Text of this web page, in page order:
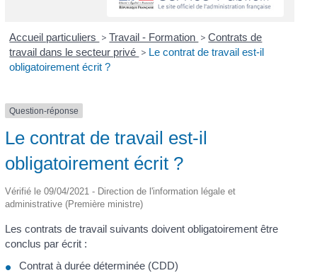
Accueil particuliers > Travail - Formation > Contrats de
travail dans le secteur privé > Le contrat de travail est-il
obligatoirement écrit ?
Question-réponse
Le contrat de travail est-il
obligatoirement écrit ?
Vérifié le 09/04/2021 - Direction de l'information légale et
administrative (Première ministre)
Les contrats de travail suivants doivent obligatoirement être
conclus par écrit :
Contrat à durée déterminée (CDD)